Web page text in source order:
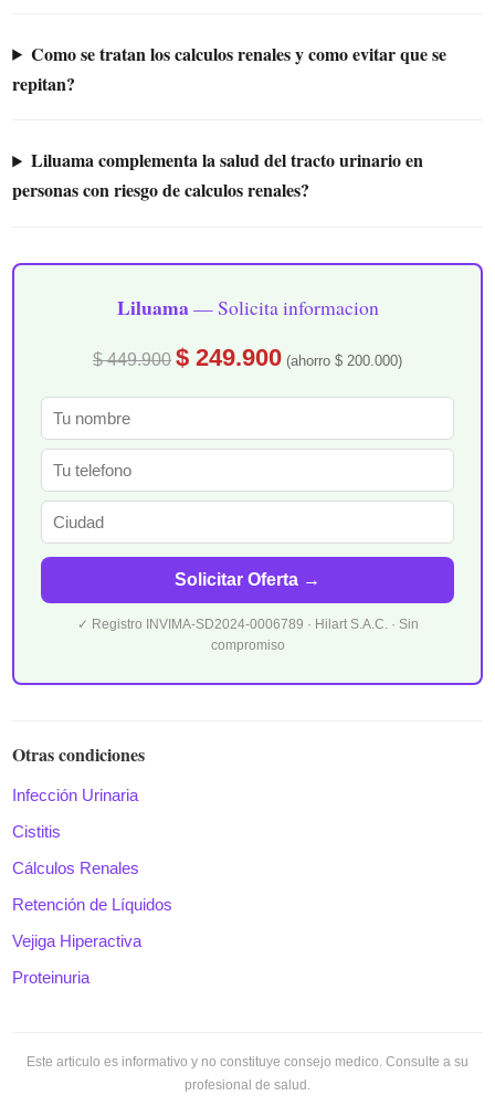
Como se tratan los calculos renales y como evitar que se
repitan?
Liluama complementa la salud del tracto urinario en
personas con riesgo de calculos renales?
Liluama— Solicita informacion
$ 449.900 $ 249.900 (ahorro $ 200.000)
Solicitar Oferta →
✓ Registro INVIMA-SD2024-0006789 · Hilart S.A.C. · Sin
compromiso
Otras condiciones
Infección Urinaria
Cistitis
Cálculos Renales
Retención de Líquidos
Vejiga Hiperactiva
Proteinuria
Este articulo es informativo y no constituye consejo medico. Consulte a su
profesional de salud.